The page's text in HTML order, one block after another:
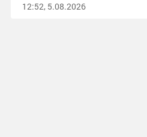
12:52, 5.08.2026